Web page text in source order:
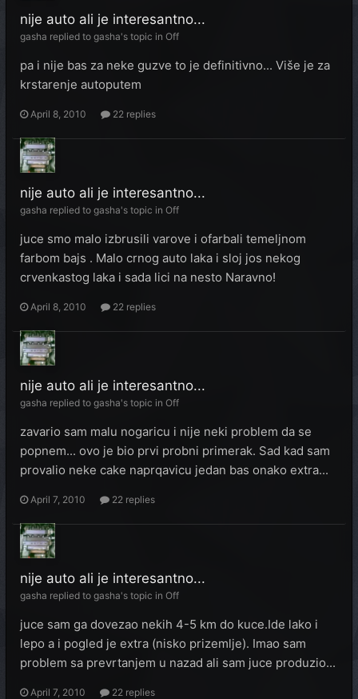
nije auto ali je interesantno...
gasha replied to gasha's topic in Off
pa i nije bas za neke guzve to je definitivno... Više je za
krstarenje autoputem
April 8, 2010 22 replies
nije auto ali je interesantno...
gasha replied to gasha's topic in Off
juce smo malo izbrusili varove i ofarbali temeljnom
farbom bajs . Malo crnog auto laka i sloj jos nekog
crvenkastog laka i sada lici na nesto Naravno!
April 8, 2010 22 replies
nije auto ali je interesantno...
gasha replied to gasha's topic in Off
zavario sam malu nogaricu i nije neki problem da se
popnem... ovo je bio prvi probni primerak. Sad kad sam
provalio neke cake naprqavicu jedan bas onako extra...
April 7, 2010 22 replies
nije auto ali je interesantno...
gasha replied to gasha's topic in Off
juce sam ga dovezao nekih 4-5 km do kuce.Ide lako i
lepo a i pogled je extra (nisko prizemlje). Imao sam
problem sa prevrtanjem u nazad ali sam juce produzio...
April 7, 2010 22 replies